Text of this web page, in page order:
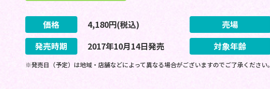
価格 4,180円(税込) 売場
発売時期
2017年10月14日発売 対象年齢
※発売日（予定）は地域・店舗などによって異なる場合がございますのでご了承ください。